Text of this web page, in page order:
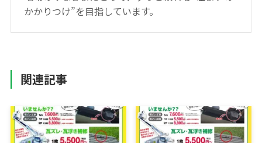
かかりつけ”を目指しています。
関連記事